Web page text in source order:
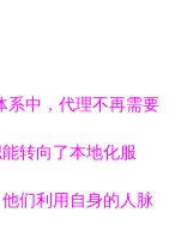
系中，代理不再需要
转向了本地化服
们利用自身的人脉